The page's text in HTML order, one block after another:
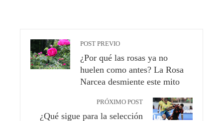
POST PREVIO
¿Por qué las rosas ya no
huelen como antes? La Rosa
Narcea desmiente este mito
PRÓXIMO POST
¿Qué sigue para la selección